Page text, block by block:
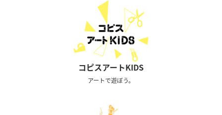
コピスアートKIDS
アートで遊ぼう。